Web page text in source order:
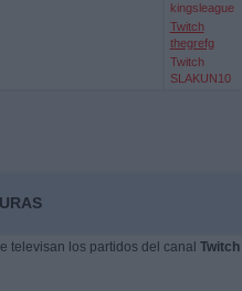
kingsleague
Twitch
thegrefg
Twitch
SLAKUN10
televisan los partidos del canal Twitch